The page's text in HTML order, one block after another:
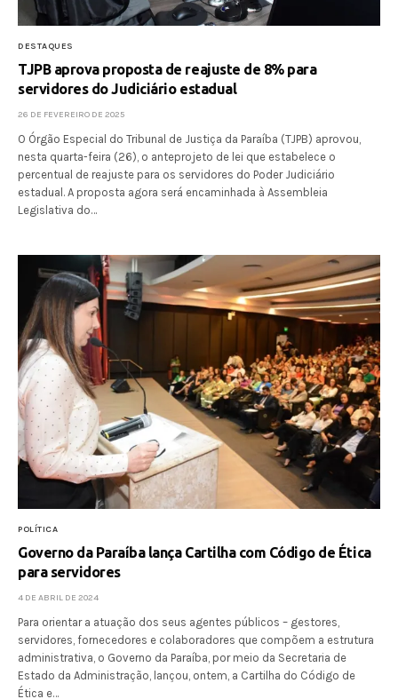
DESTAQUES
TJPB aprova proposta de reajuste de 8% para
servidores do Judiciário estadual
26 DE FEVEREIRO DE 2025
O Órgão Especial do Tribunal de Justiça da Paraíba (TJPB) aprovou,
nesta quarta-feira (26), o anteprojeto de lei que estabelece o
percentual de reajuste para os servidores do Poder Judiciário
estadual. A proposta agora será encaminhada à Assembleia
Legislativa do…
POLÍTICA
Governo da Paraíba lança Cartilha com Código de Ética
para servidores
4 DE ABRIL DE 2024
Para orientar a atuação dos seus agentes públicos – gestores,
servidores, fornecedores e colaboradores que compõem a estrutura
administrativa, o Governo da Paraíba, por meio da Secretaria de
Estado da Administração, lançou, ontem, a Cartilha do Código de
Ética e…